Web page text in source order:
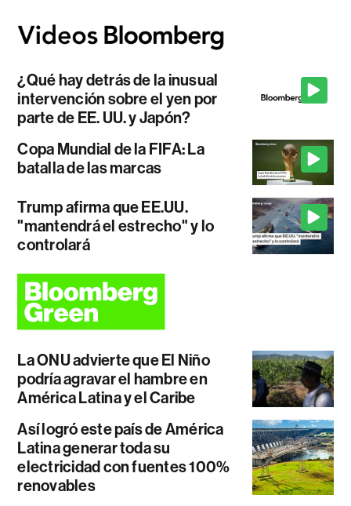
¿Qué hay detrás de la inusual
intervención sobre el yen por
parte de EE. UU. y Japón?
Copa Mundial de la FIFA: La
batalla de las marcas
Trump afirma que EE.UU.
"mantendrá el estrecho" y lo
controlará
La ONU advierte que El Niño
podría agravar el hambre en
América Latina y el Caribe
Así logró este país de América
Latina generar toda su
electricidad con fuentes 100%
renovables